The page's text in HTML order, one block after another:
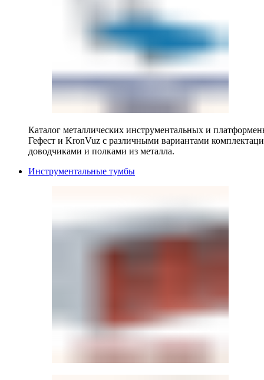
Каталог металлических инструментальных и
Гефест и KronVuz с различными вариантами
доводчиками и полками из металла.
Инструментальные тумбы